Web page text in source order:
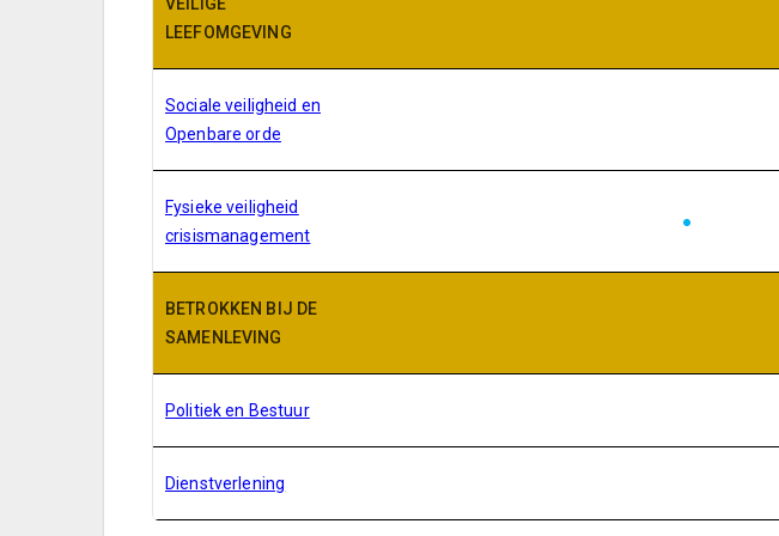
LEEFOMGEVING
Sociale veiligheid en
Openbare orde
Fysieke veiligheid
crisismanagement
●
BETROKKEN BIJ DE
SAMENLEVING
Politiek en Bestuur
Dienstverlening